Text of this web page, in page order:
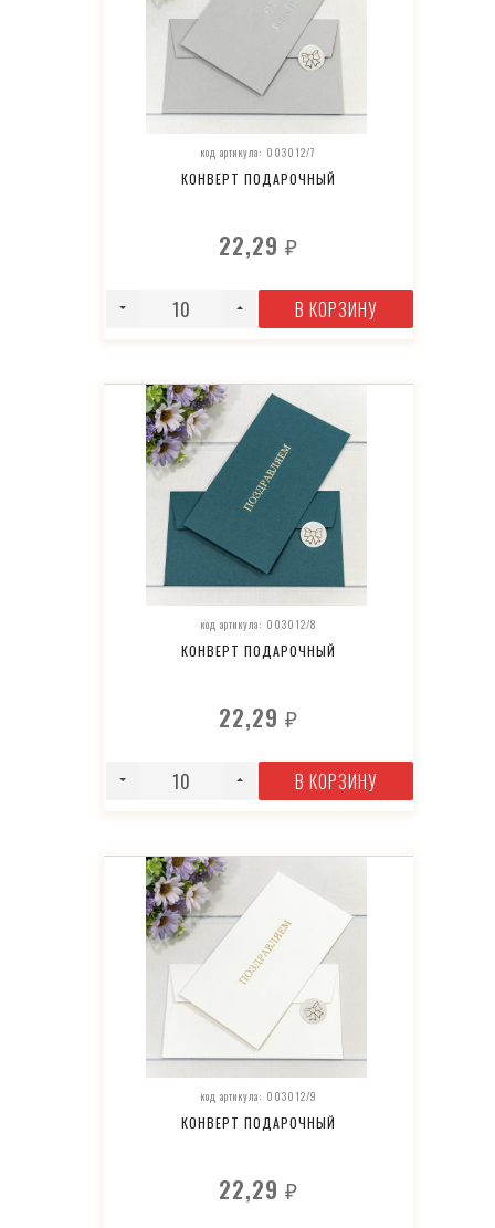
код артикула: 003012/7
КОНВЕРТ ПОДАРОЧНЫЙ
22,29₽
В КОРЗИНУ
код артикула: 003012/8
КОНВЕРТ ПОДАРОЧНЫЙ
22,29₽
В КОРЗИНУ
код артикула: 003012/9
КОНВЕРТ ПОДАРОЧНЫЙ
22,29₽